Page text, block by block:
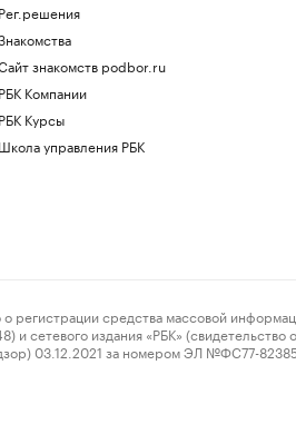
Рег.решения
знакомств podbor.ru
РБК Компании
РБК Курсы
Школа управления РБК
средства массовой
сетевого издания «РБК» (свидетельство
03.12.2021 за номером ЭЛ №ФС77-